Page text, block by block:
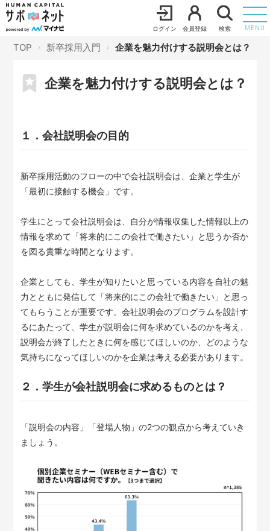
ログイン 会員登録 検索 MENU
TOP 新卒採用入門 企業を魅力付けする説明会とは？
企業を魅力付けする説明会とは？
１．会社説明会の目的
新卒採用活動のフローの中で会社説明会は、企業と学生が
「最初に接触する機会」です。
学生にとって会社説明会は、自分が情報収集した情報以上の
情報を求めて「将来的にこの会社で働きたい」と思うか否か
を図る貴重な時間となります。
企業としても、学生が知りたいと思っている内容を自社の魅
力とともに発信して「将来的にこの会社で働きたい」と思っ
てもらうことが重要です。会社説明会のプログラムを設計す
るにあたって、学生が説明会に何を求めているのかを考え、
説明会が終了したときに何を感じてほしいのか、どのような
気持ちになってほしいのかを企業は考える必要があります。
２．学生が会社説明会に求めるものとは？
「説明会の内容」「登場人物」の2つの観点から考えていき
ましょう。